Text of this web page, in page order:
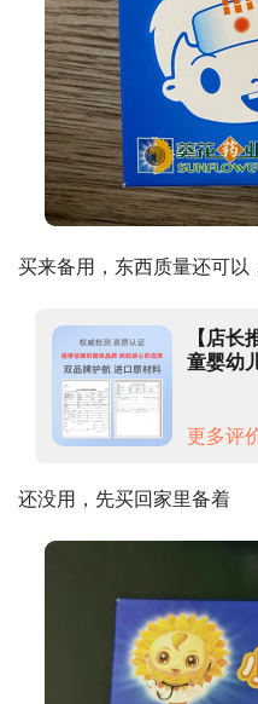
买来备用，东西质量还可以
【店
童婴幼
更多评
还没用，先买回家里备着